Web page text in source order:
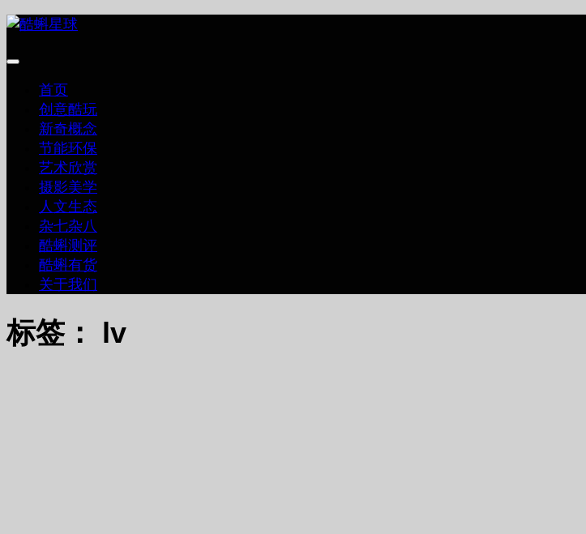
跳
内
首页
创意酷玩
新奇概念
节能环保
艺术欣赏
摄影美学
人文生态
杂七杂八
酷蝌测评
酷蝌有货
关于我们
标签： lv